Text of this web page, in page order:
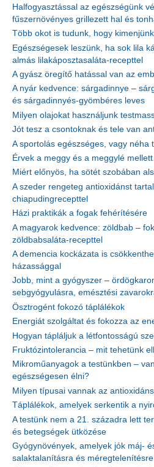
Halfogyasztással az egészségünk
fűszernövényes grillezett hal és
Több okot is tudunk, hogy
Egészségesek leszünk, ha sok lila
almás lilakáposztasaláta-recepttel
A gyász öregítő hatással van az
A nyár kedvence: sárgadinnye –
és sárgadinnyés-gyömbéres leves
Milyen olajokat használjunk
Jót tesz a csontoknak és tele van
A sportolás egészséges, vagy néha
Érvek a meggy és a meggylé mellett
Miért előnyös, ha sötét szobában
A szeder rengeteg antioxidánst
chiapudingrecepttel
Házi praktikák a fogak fehérítésére
A magyarok kedvence: zöldbab –
zöldbabsaláta-recepttel
A demencia kockázata is
házassággal
Jobb, mint a gyógyszer –
sebgyógyulásra, emésztési
Ösztrogént fokozó táplálékok
Energiát szolgáltat és fokozza az
Hogyan tápláljuk a létfontosságú
Fruktózintolerancia – mit tehetünk
Mikroműanyagok a testünkben –
egészségesen élni?
Milyen típusai vannak az
Táplálékok, amelyek serkentik a
A testünk nem a 21. századra lett
és betegségek ütközése
Gyógynövények, amelyek jók máj-
salaktalanításra és méregtelenítésre